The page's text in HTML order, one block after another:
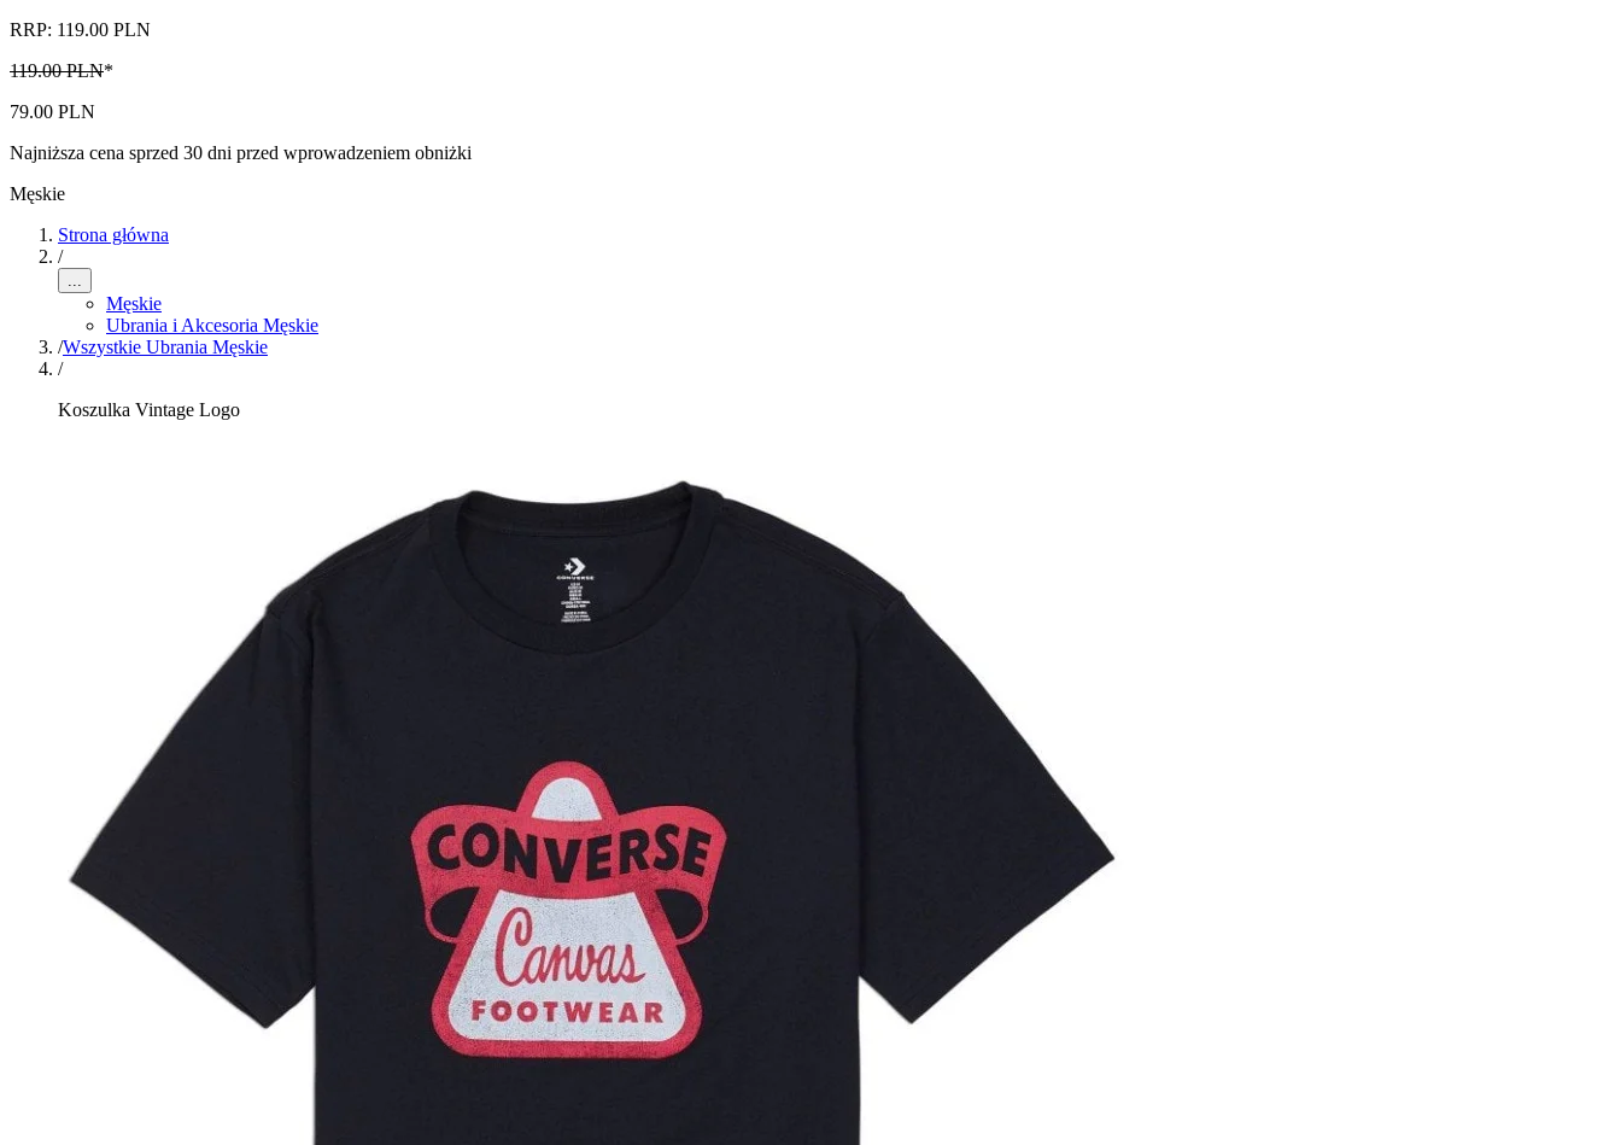
RRP: 119.00 PLN
119.00 PLN*
79.00 PLN
Najniższa cena sprzed 30 dni przed wprowadzeniem obniżki
Męskie
Strona główna
/
...
Męskie
Ubrania i Akcesoria Męskie
/Wszystkie Ubrania Męskie
/
Koszulka Vintage Logo